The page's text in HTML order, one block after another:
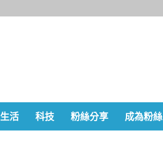
生活 科技 粉絲分享 成為粉絲